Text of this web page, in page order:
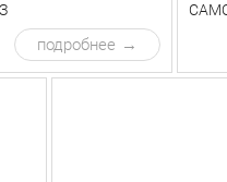
подробнее